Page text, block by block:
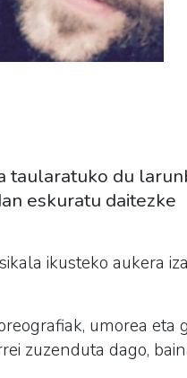
taularatuko du
eskuratu daitezke
ikusteko aukera
umorea eta
zuzenduta dago,